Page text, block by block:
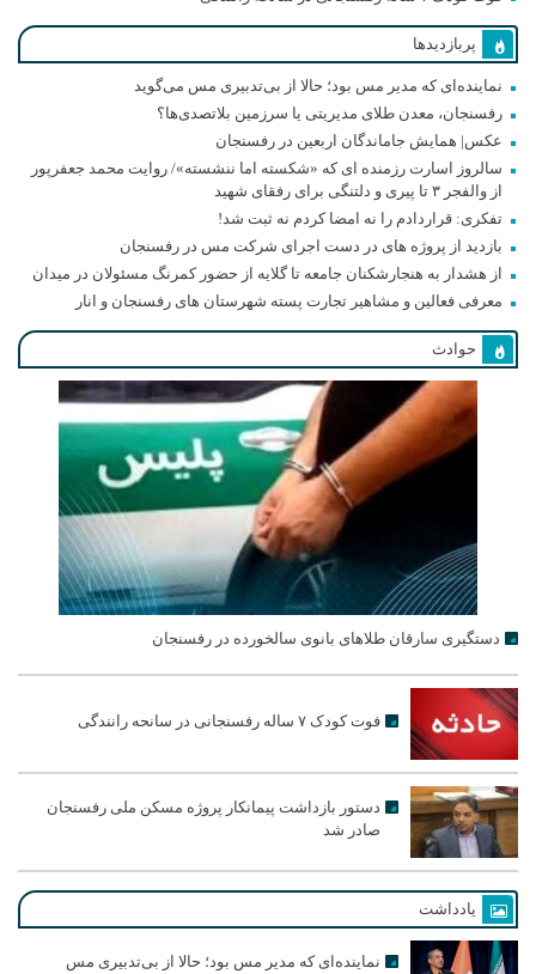
پربازدیدها
نماینده‌ای که مدیر مس بود؛ حالا از بی‌تدبیری مس می‌گوید
رفسنجان، معدن طلای مدیریتی یا سرزمین بلاتصدی‌ها؟
عکس| همایش جاماندگان اربعین در رفسنجان
سالروز اسارت رزمنده ای که «شکسته اما ننشسته»/ روایت محمد جعفرپور
از والفجر ۳ تا پیری و دلتنگی برای رفقای شهید
تفکری: قراردادم را نه امضا کردم نه ثبت شد!
بازدید از پروژه های در دست اجرای شرکت مس در رفسنجان
از هشدار به هنجارشکنان جامعه تا گلایه از حضور کمرنگ مسئولان در میدان
معرفی فعالین و مشاهیر تجارت پسته شهرستان های رفسنجان و انار
حوادث
دستگیری سارقان طلاهای بانوی سالخورده در رفسنجان
فوت کودک ۷ ساله رفسنجانی در سانحه رانندگی
دستور بازداشت پیمانکار پروژه مسکن ملی رفسنجان
صادر شد
یادداشت
نماینده‌ای که مدیر مس بود؛ حالا از بی‌تدبیری مس